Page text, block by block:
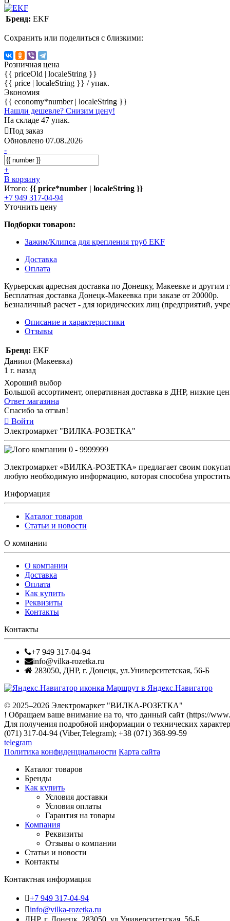
Бренд: EKF
Сохранить или поделиться с близкими:
Розничная цена
{{ priceOld | localeString }}
{{ price | localeString }} / упак.
Экономия
{{ economy*number | localeString }}
Нашли дешевле? Снизим цену!
На складе 47 упак.
Под заказ
Обновлено 07.08.2026
-
+
В корзину
Итого: {{ price*number | localeString }}
+7 949 317-04-94
Уточнить цену
Подборки товаров:
Зажим/Клипса для крепления труб EKF
Доставка
Оплата
Курьерская адресная доставка по Донецку, Макеевке и
Бесплатная доставка Донецк-Макеевка при заказе от 20000р.
Безналичный расчет - для юридических лиц (предприятий,
Описание и характеристики
Отзывы
Бренд: EKF
Даниил (Макеевка)
1 г. назад
Хороший выбор
Большой ассортимент, оперативная доставка в ДНР, низкие
Ответ магазина
Спасибо за отзыв!
Войти
Электромаркет "ВИЛКА-РОЗЕТКА"
0 - 9999999
Электромаркет «ВИЛКА-РОЗЕТКА» предлагает своим
любую необходимую информацию, которая способна
Информация
Каталог товаров
Статьи и новости
О компании
О компании
Доставка
Оплата
Как купить
Реквизиты
Контакты
Контакты
+7 949 317-04-94
info@vilka-rozetka.ru
283050, ДНР, г. Донецк, ул.Университетская, 56-Б
Маршрут в Яндекс.Навигатор
© 2025–2026 Электромаркет "ВИЛКА-РОЗЕТКА"
! Обращаем ваше внимание на то, что данный сайт (https://
Для получения подробной информации о технических
(071) 317-04-94 (Viber,Telegram); +38 (071) 368-99-59
telegram
Политика конфиденциальности Карта сайта
Каталог товаров
Бренды
Как купить
Условия доставки
Условия оплаты
Гарантия на товары
Компания
Реквизиты
Отзывы о компании
Статьи и новости
Контакты
Контактная информация
+7 949 317-04-94
info@vilka-rozetka.ru
ДНР, г. Донецк, 283050, ул.Университетская, 56-Б